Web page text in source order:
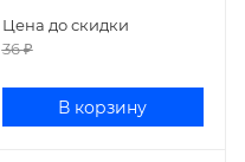
Цена до скидки
36₽
В корзину